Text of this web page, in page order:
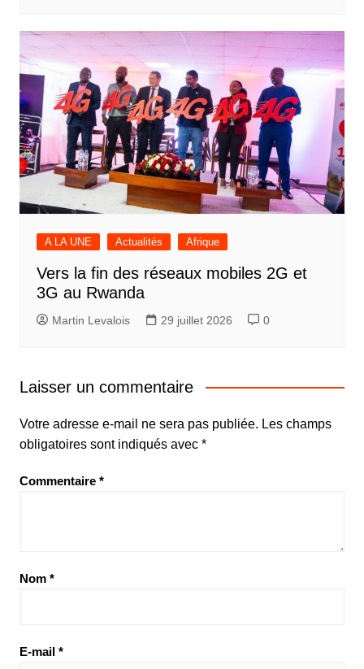
A LA UNE Actualités Afrique
Vers la fin des réseaux mobiles 2G et
3G au Rwanda
Martin Levalois 29 juillet 2026 0
Laisser un commentaire
Votre adresse e-mail ne sera pas publiée. Les champs
obligatoires sont indiqués avec *
Commentaire *
Nom *
E-mail *